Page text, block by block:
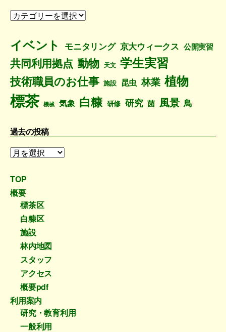
投
覧
イベント モニタリング 京大ウィークス 公開実習
共同利用拠点 動物 天文 学生実習
技術職員のお仕事 施設 昆虫 林業 植物
標茶 機械 気象 白糠 研修 研究 菌 風景 鳥
過去の投稿
過
の
投
稿
TOP
概要
標茶区
白糠区
施設
林内地図
スタッフ
アクセス
概要pdf
利用案内
研究・教育利用
一般利用